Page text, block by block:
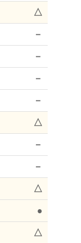
△
－
－
－
－
△
－
－
△
●
△